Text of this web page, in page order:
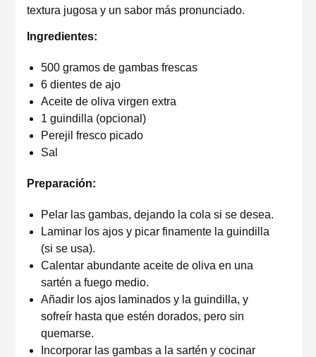
textura jugosa y un sabor más pronunciado.
Ingredientes:
500 gramos de gambas frescas
6 dientes de ajo
Aceite de oliva virgen extra
1 guindilla (opcional)
Perejil fresco picado
Sal
Preparación:
Pelar las gambas, dejando la cola si se desea.
Laminar los ajos y picar finamente la guindilla
(si se usa).
Calentar abundante aceite de oliva en una
sartén a fuego medio.
Añadir los ajos laminados y la guindilla, y
sofreír hasta que estén dorados, pero sin
quemarse.
Incorporar las gambas a la sartén y cocinar